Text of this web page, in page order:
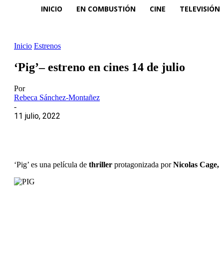
INICIO EN COMBUSTIÓN CINE TELEVISIÓN
Inicio Estrenos
‘Pig’– estreno en cines 14 de julio
Por
Rebeca Sánchez-Montañez
-
11 julio, 2022
‘Pig’ es una película de thriller protagonizada porNicolas Cage,